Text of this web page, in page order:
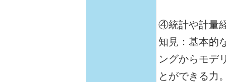
④統計や計量
知見：基本的
ングからモデ
とができる力